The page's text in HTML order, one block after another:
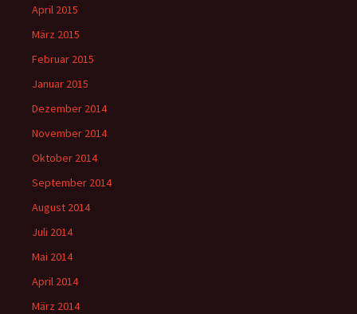
April 2015
März 2015
Februar 2015
Januar 2015
Dezember 2014
November 2014
Oktober 2014
September 2014
August 2014
Juli 2014
Mai 2014
April 2014
März 2014